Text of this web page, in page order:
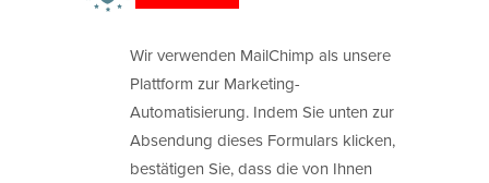
Wir verwenden MailChimp als unsere
Plattform zur Marketing-
Automatisierung. Indem Sie unten zur
Absendung dieses Formulars klicken,
bestätigen Sie, dass die von Ihnen